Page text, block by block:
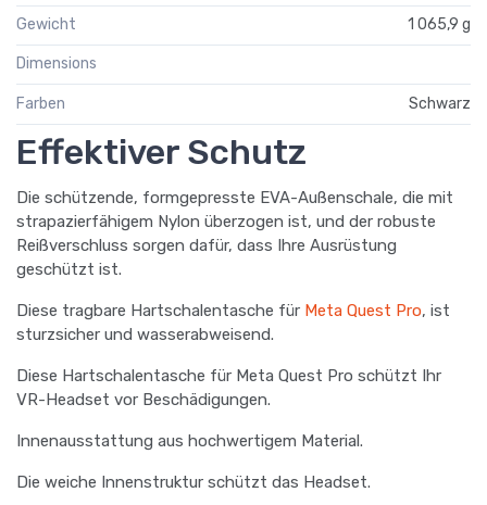
Gewicht 1 065,9 g
Dimensions
Farben Schwarz
Effektiver Schutz
Die schützende, formgepresste EVA-Außenschale, die mit
strapazierfähigem Nylon überzogen ist, und der robuste
Reißverschluss sorgen dafür, dass Ihre Ausrüstung
geschützt ist.
Diese tragbare Hartschalentasche für Meta Quest Pro, ist
sturzsicher und wasserabweisend.
Diese Hartschalentasche für Meta Quest Pro schützt Ihr
VR-Headset vor Beschädigungen.
Innenausstattung aus hochwertigem Material.
Die weiche Innenstruktur schützt das Headset.